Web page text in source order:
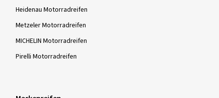
Heidenau Motorradreifen
Metzeler Motorradreifen
MICHELIN Motorradreifen
Pirelli Motorradreifen